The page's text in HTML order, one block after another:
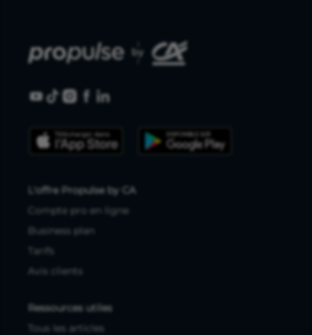
L'offre Propulse by CA
Compte pro en ligne
Business plan
Tarifs
Avis clients
Ressources utiles
Tous les articles